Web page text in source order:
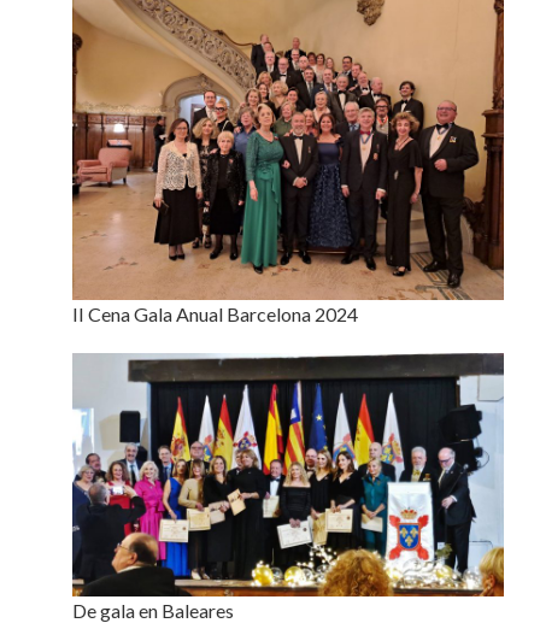
II Cena Gala Anual Barcelona 2024
De gala en Baleares